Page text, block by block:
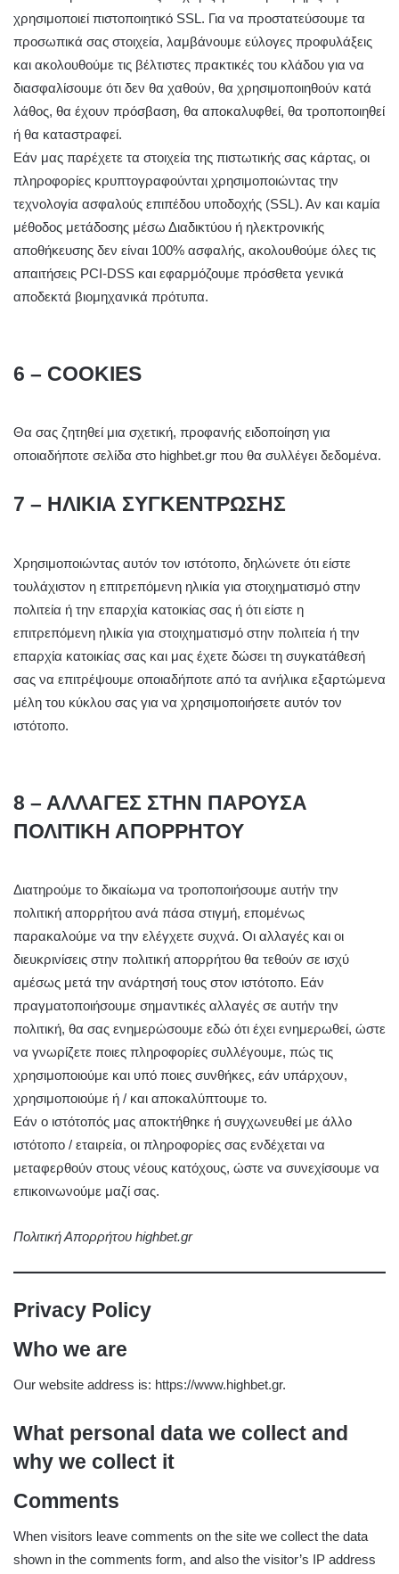
χρησιμοποιεί πιστοποιητικό SSL. Για να προστατεύσουμε τα
προσωπικά σας στοιχεία, λαμβάνουμε εύλογες προφυλάξεις
και ακολουθούμε τις βέλτιστες πρακτικές του κλάδου για να
διασφαλίσουμε ότι δεν θα χαθούν, θα χρησιμοποιηθούν κατά
λάθος, θα έχουν πρόσβαση, θα αποκαλυφθεί, θα τροποποιηθεί
ή θα καταστραφεί.
Εάν μας παρέχετε τα στοιχεία της πιστωτικής σας κάρτας, οι
πληροφορίες κρυπτογραφούνται χρησιμοποιώντας την
τεχνολογία ασφαλούς επιπέδου υποδοχής (SSL). Αν και καμία
μέθοδος μετάδοσης μέσω Διαδικτύου ή ηλεκτρονικής
αποθήκευσης δεν είναι 100% ασφαλής, ακολουθούμε όλες τις
απαιτήσεις PCI-DSS και εφαρμόζουμε πρόσθετα γενικά
αποδεκτά βιομηχανικά πρότυπα.
6 – COOKIES
Θα σας ζητηθεί μια σχετική, προφανής ειδοποίηση για
οποιαδήποτε σελίδα στο highbet.gr που θα συλλέγει δεδομένα.
7 – ΗΛΙΚΙΑ ΣΥΓΚΕΝΤΡΩΣΗΣ
Χρησιμοποιώντας αυτόν τον ιστότοπο, δηλώνετε ότι είστε
τουλάχιστον η επιτρεπόμενη ηλικία για στοιχηματισμό στην
πολιτεία ή την επαρχία κατοικίας σας ή ότι είστε η
επιτρεπόμενη ηλικία για στοιχηματισμό στην πολιτεία ή την
επαρχία κατοικίας σας και μας έχετε δώσει τη συγκατάθεσή
σας να επιτρέψουμε οποιαδήποτε από τα ανήλικα εξαρτώμενα
μέλη του κύκλου σας για να χρησιμοποιήσετε αυτόν τον
ιστότοπο.
8 – ΑΛΛΑΓΕΣ ΣΤΗΝ ΠΑΡΟΥΣΑ
ΠΟΛΙΤΙΚΗ ΑΠΟΡΡΗΤΟΥ
Διατηρούμε το δικαίωμα να τροποποιήσουμε αυτήν την
πολιτική απορρήτου ανά πάσα στιγμή, επομένως
παρακαλούμε να την ελέγχετε συχνά. Οι αλλαγές και οι
διευκρινίσεις στην πολιτική απορρήτου θα τεθούν σε ισχύ
αμέσως μετά την ανάρτησή τους στον ιστότοπο. Εάν
πραγματοποιήσουμε σημαντικές αλλαγές σε αυτήν την
πολιτική, θα σας ενημερώσουμε εδώ ότι έχει ενημερωθεί, ώστε
να γνωρίζετε ποιες πληροφορίες συλλέγουμε, πώς τις
χρησιμοποιούμε και υπό ποιες συνθήκες, εάν υπάρχουν,
χρησιμοποιούμε ή / και αποκαλύπτουμε το.
Εάν ο ιστότοπός μας αποκτήθηκε ή συγχωνευθεί με άλλο
ιστότοπο / εταιρεία, οι πληροφορίες σας ενδέχεται να
μεταφερθούν στους νέους κατόχους, ώστε να συνεχίσουμε να
επικοινωνούμε μαζί σας.
Πολιτική Απορρήτου highbet.gr
Privacy Policy
Who we are
Our website address is: https://www.highbet.gr.
What personal data we collect and
why we collect it
Comments
When visitors leave comments on the site we collect the data
shown in the comments form, and also the visitor’s IP address